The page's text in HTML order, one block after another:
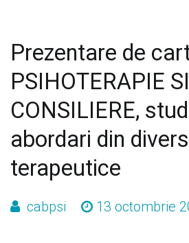
Prezentare de
PSIHOTERAPIE SI
CONSILIERE,
abordari din
terapeutice
cabpsi 13 octombrie